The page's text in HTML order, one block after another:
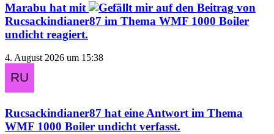
Marabu hat mit
auf den Beitrag von
Rucsackindianer87 im Thema WMF 1000 Boiler
undicht reagiert.
4. August 2026 um 15:38
Rucsackindianer87 hat eine Antwort im Thema
WMF 1000 Boiler undicht verfasst.